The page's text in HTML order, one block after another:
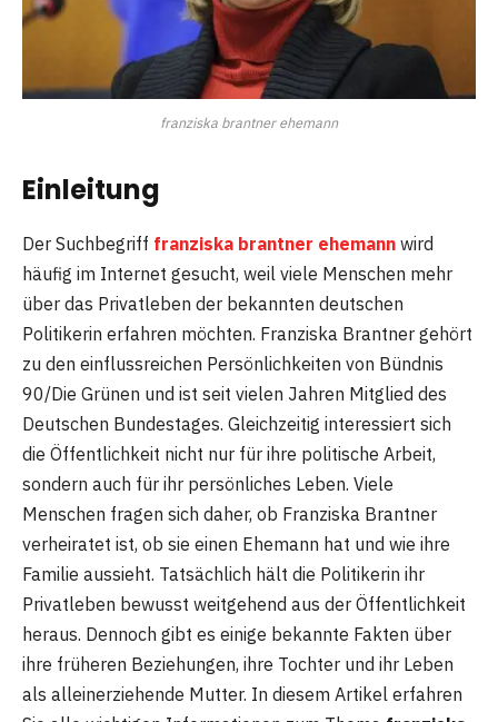
franziska brantner ehemann
Einleitung
Der Suchbegriff franziska brantner ehemann wird
häufig im Internet gesucht, weil viele Menschen mehr
über das Privatleben der bekannten deutschen
Politikerin erfahren möchten. Franziska Brantner gehört
zu den einflussreichen Persönlichkeiten von Bündnis
90/Die Grünen und ist seit vielen Jahren Mitglied des
Deutschen Bundestages. Gleichzeitig interessiert sich
die Öffentlichkeit nicht nur für ihre politische Arbeit,
sondern auch für ihr persönliches Leben. Viele
Menschen fragen sich daher, ob Franziska Brantner
verheiratet ist, ob sie einen Ehemann hat und wie ihre
Familie aussieht. Tatsächlich hält die Politikerin ihr
Privatleben bewusst weitgehend aus der Öffentlichkeit
heraus. Dennoch gibt es einige bekannte Fakten über
ihre früheren Beziehungen, ihre Tochter und ihr Leben
als alleinerziehende Mutter. In diesem Artikel erfahren